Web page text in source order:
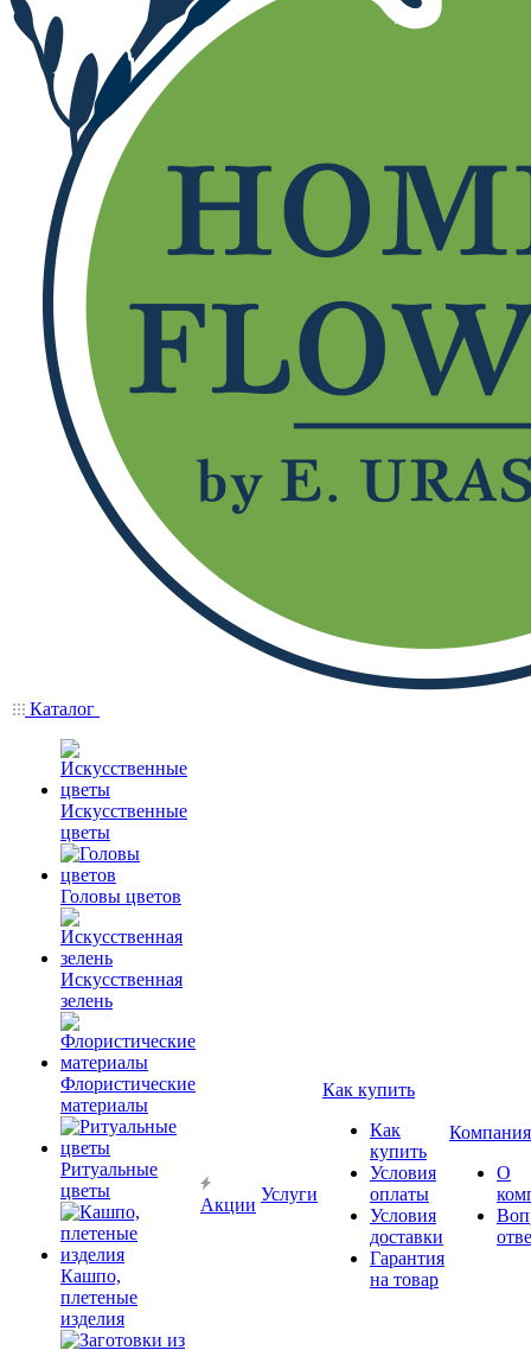
Каталог
Искусственные
цветы
Головы цветов
Искусственная
зелень
Флористические
материалы
Ритуальные
цветы
Кашпо,
плетеные
изделия
Акции
Услуги
Как купить
Как
купить
Условия
оплаты
Условия
доставки
Гарантия
на товар
Компания
О